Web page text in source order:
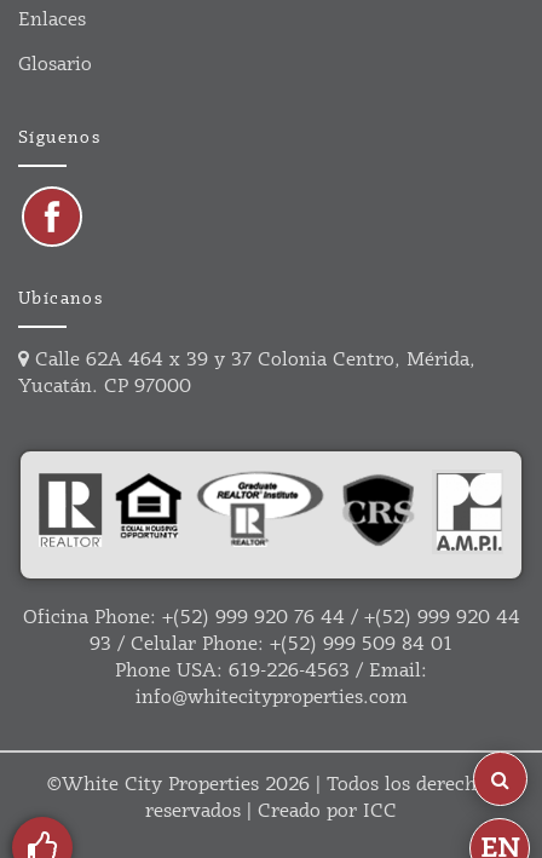
Enlaces
Glosario
Síguenos
Ubícanos
Calle 62A 464 x 39 y 37 Colonia Centro, Mérida,
Yucatán. CP 97000
Oficina Phone: +(52) 999 920 76 44 / +(52) 999 920 44
93 / Celular Phone: +(52) 999 509 84 01
Phone USA: 619-226-4563 / Email:
info@whitecityproperties.com
©White City Properties 2026 | Todos los derechos
reservados | Creado por ICC
EN